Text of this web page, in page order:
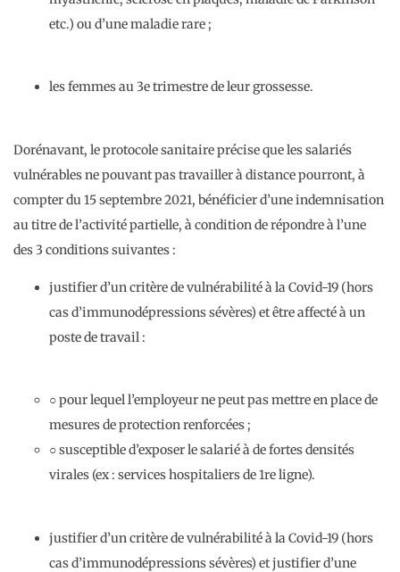
etc.) ou d’une maladie rare ;
les femmes au 3e trimestre de leur grossesse.
Dorénavant, le protocole sanitaire précise que les salariés
vulnérables ne pouvant pas travailler à distance pourront, à
compter du 15 septembre 2021, bénéficier d’une indemnisation
au titre de l’activité partielle, à condition de répondre à l’une
des 3 conditions suivantes :
justifier d’un critère de vulnérabilité à la Covid-19 (hors
cas d’immunodépressions sévères) et être affecté à un
poste de travail :
○ pour lequel l’employeur ne peut pas mettre en place de
mesures de protection renforcées ;
○ susceptible d’exposer le salarié à de fortes densités
virales (ex : services hospitaliers de 1re ligne).
justifier d’un critère de vulnérabilité à la Covid-19 (hors
cas d’immunodépressions sévères) et justifier d’une